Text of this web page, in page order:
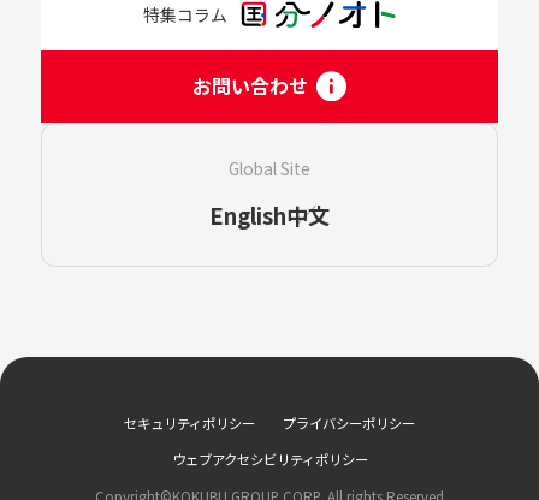
特集コラム
お問い合わせ
Global Site
English中文
セキュリティポリシー
プライバシーポリシー
ウェブアクセシビリティポリシー